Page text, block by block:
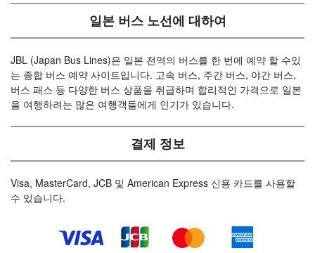
일본 버스 노선에 대하여
JBL (Japan Bus Lines)은 일본 전역의 버스를 한 번에 예약 할 수있
는 종합 버스 예약 사이트입니다. 고속 버스, 주간 버스, 야간 버스,
버스 패스 등 다양한 버스 상품을 취급하며 합리적인 가격으로 일본
을 여행하려는 많은 여행객들에게 인기가 있습니다.
결제 정보
Visa, MasterCard, JCB 및 American Express 신용 카드를 사용할
수 있습니다.